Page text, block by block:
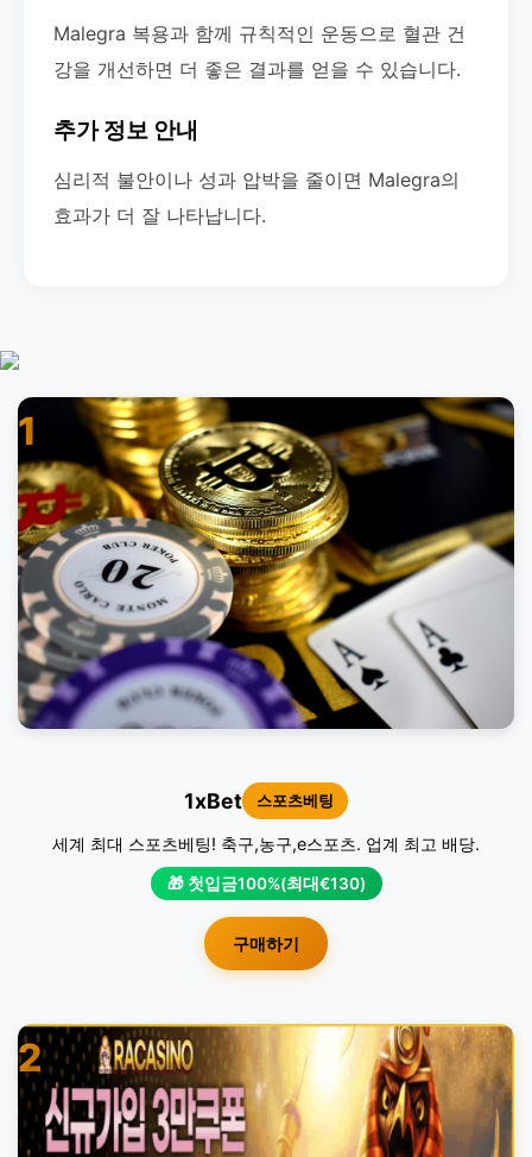
Malegra 복용과 함께 규칙적인 운동으로 혈관 건
강을 개선하면 더 좋은 결과를 얻을 수 있습니다.
추가 정보 안내
심리적 불안이나 성과 압박을 줄이면 Malegra의
효과가 더 잘 나타납니다.
1
1xBet 스포츠베팅
세계 최대 스포츠베팅! 축구,농구,e스포츠. 업계 최고 배당.
🎁 첫입금100%(최대€130)
구매하기
2